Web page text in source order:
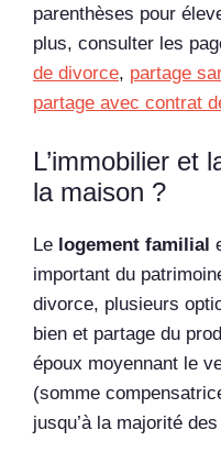
parenthèses pour
plus, consulter les
de divorce, partage
partage avec contrat
L’immobilier et
la maison ?
Le logement familial
important du
divorce, plusieurs
bien et partage du
époux moyennant le
(somme
jusqu’à la majorité